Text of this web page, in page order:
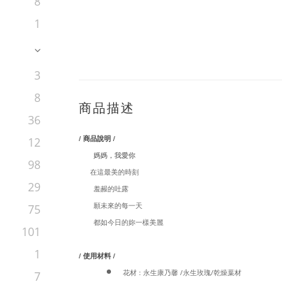
1
3
8
36
12
98
29
75
101
1
7
商品描述
/ 商品說明 /
媽媽，我愛你
在這最美的時刻
羞赧的吐露
願未來的每一天
都如今日的妳一樣美麗
/ 使用材料 /
花材 : 永生康乃馨 /永生玫瑰/乾燥葉材